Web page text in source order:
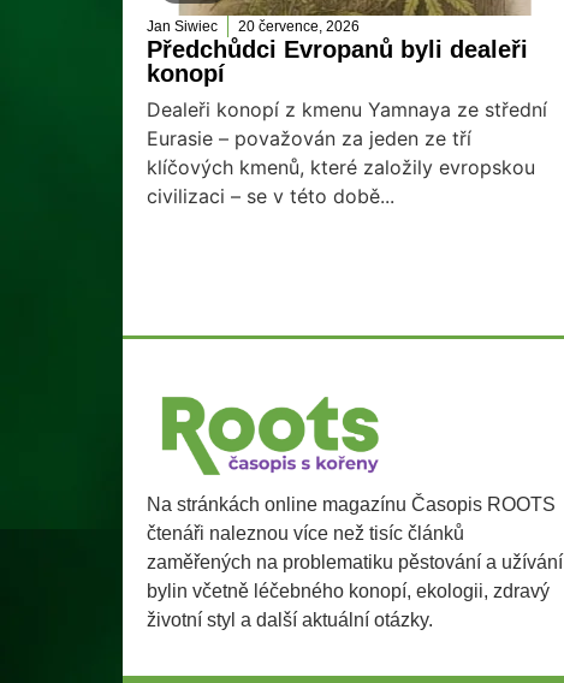
Jan Siwiec 20 července, 2026
Předchůdci Evropanů byli dealeři
konopí
Dealeři konopí z kmenu Yamnaya ze střední
Eurasie – považován za jeden ze tří
klíčových kmenů, které založily evropskou
civilizaci – se v této době...
Na stránkách online magazínu Časopis ROOTS
čtenáři naleznou více než tisíc článků
zaměřených na problematiku pěstování a užívání
bylin včetně léčebného konopí, ekologii, zdravý
životní styl a další aktuální otázky.